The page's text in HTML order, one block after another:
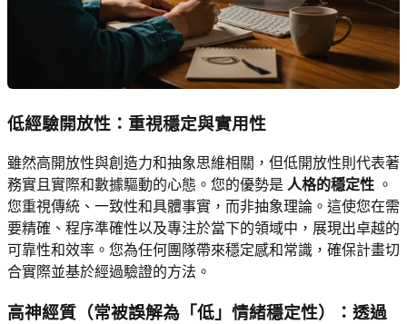
低經驗開放性：重視穩定與實用性
雖然高開放性與創造力和抽象思維相關，但低開放性則代表著
務實且實際和數據驅動的心態。您的優勢是 人格的穩定性 。
您重視傳統、一致性和具體事實，而非抽象理論。這使您在需
要精確、程序準確性以及專注於當下的領域中，展現出卓越的
可靠性和效率。您為任何團隊帶來穩定感和常識，確保計畫切
合實際並基於經過驗證的方法。
高神經質（常被誤解為「低」情緒穩定性）：透過